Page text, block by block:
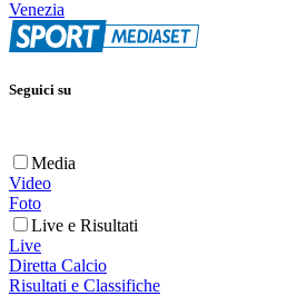
Venezia
Seguici su
Media
Video
Foto
Live e Risultati
Live
Diretta Calcio
Risultati e Classifiche